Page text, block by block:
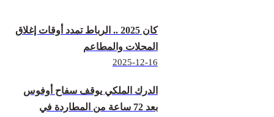
كان 2025 .. الرباط تمدد أوقات إغلاق
المحلات والمطاعم
2025-12-16
الدرك الملكي يوقف سفاح أوفوس
بعد 72 ساعة من المطاردة في